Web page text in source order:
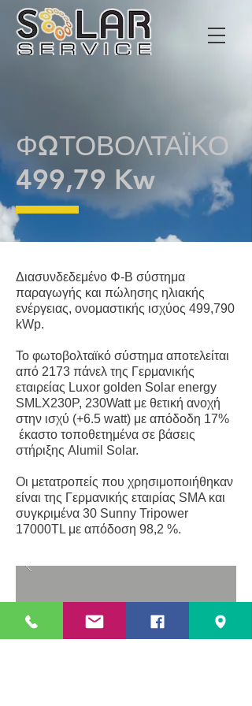
ΦΩΤΟΒΟΛΤΑΪΚΟ
499,79 Kw
Διασυνδεδεμένο Φ-Β σύστημα
παραγωγής και πώλησης ηλιακής
ενέργειας, ονομαστικής ισχύος 499,790
kWp.
Το φωτοβολταϊκό σύστημα αποτελείται
από 2173 πάνελ της Γερμανικής
εταιρείας Luxor golden Solar energy
SMLX230P, 230Watt με θετική ανοχή
στην ισχύ (+6.5 watt) με απόδοδη 17%
έκαστο τοποθετημένα σε βάσεις
στήριξης Alumil Solar.
Οι μετατροπείς που χρησιμοποιήθηκαν
είναι της Γερμανικής εταιρίας SMA και
συγκριμένα 30 Sunny Tripower
17000TL με απόδοση 98,2 %.